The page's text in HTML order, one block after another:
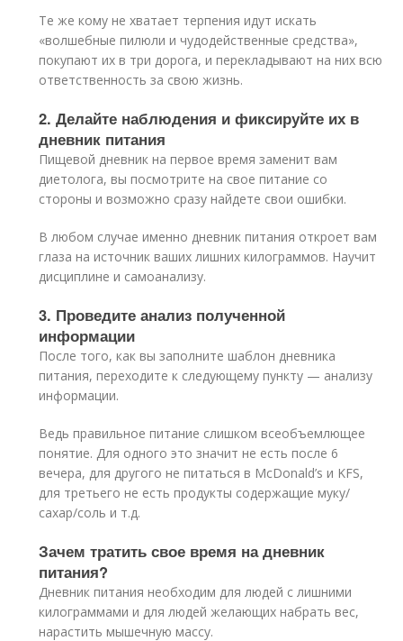
Те же кому не хватает терпения идут искать
«волшебные пилюли и чудодейственные средства»,
покупают их в три дорога, и перекладывают на них всю
ответственность за свою жизнь.
2. Делайте наблюдения и фиксируйте их в
дневник питания
Пищевой дневник на первое время заменит вам
диетолога, вы посмотрите на свое питание со
стороны и возможно сразу найдете свои ошибки.
В любом случае именно дневник питания откроет вам
глаза на источник ваших лишних килограммов. Научит
дисциплине и самоанализу.
3. Проведите анализ полученной
информации
После того, как вы заполните шаблон дневника
питания, переходите к следующему пункту — анализу
информации.
Ведь правильное питание слишком всеобъемлющее
понятие. Для одного это значит не есть после 6
вечера, для другого не питаться в McDonald’s и KFS,
для третьего не есть продукты содержащие муку/
сахар/соль и т.д.
Зачем тратить свое время на дневник
питания?
Дневник питания необходим для людей с лишними
килограммами и для людей желающих набрать вес,
нарастить мышечную массу.